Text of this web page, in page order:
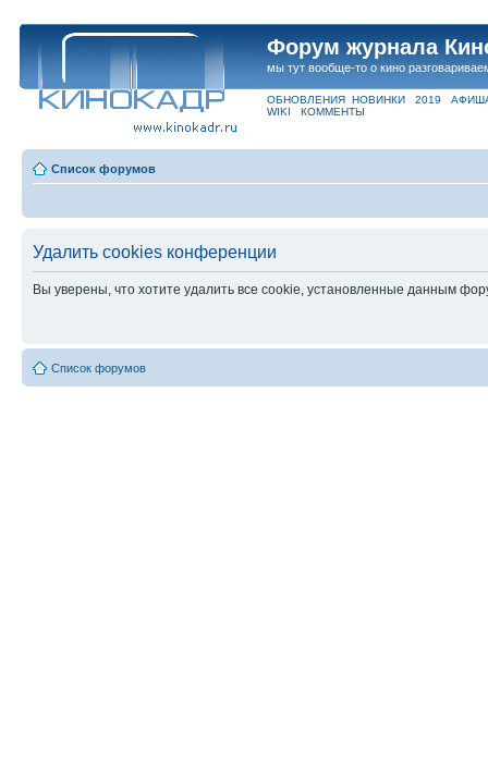
Форум журнала
мы тут вообще-то о кино
ОБНОВЛЕНИЯ НОВИНКИ 2019
WIKI
КОММЕНТЫ
Список форумов
Удалить cookies конференции
Вы уверены, что хотите удалить все cookie, установленные данным
Список форумов